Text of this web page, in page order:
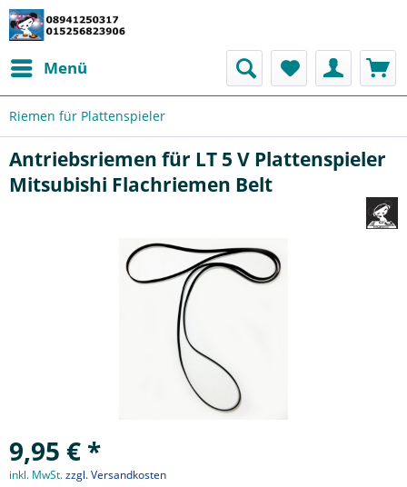
Menü
Riemen für Plattenspieler
Antriebsriemen für LT 5 V Plattenspieler
Mitsubishi Flachriemen Belt
9,95 € *
inkl. MwSt.zzgl. Versandkosten